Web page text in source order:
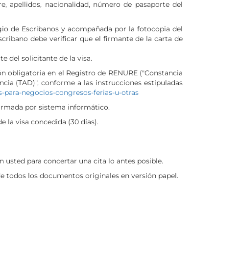
apellidos, nacionalidad, número de pasaporte del
de Escribanos y acompañada por la fotocopia del
debe verificar que el firmante de la carta de
del solicitante de la visa.
obligatoria en el Registro de RENURE ("Constancia
(TAD)", conforme a las instrucciones estipuladas
negocios-congresos-ferias-u-otras
por sistema informático.
la visa concedida (30 días).
usted para concertar una cita lo antes posible.
todos los documentos originales en versión papel.